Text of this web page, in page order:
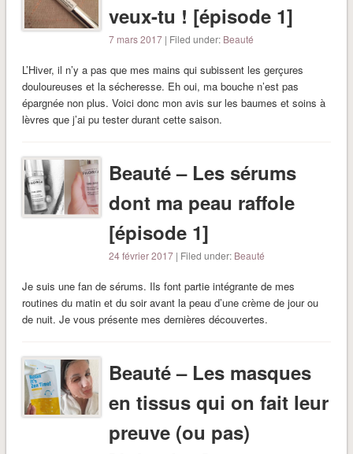
veux-tu ! [épisode 1]
7 mars 2017 | Filed under: Beauté
L’Hiver, il n’y a pas que mes mains qui subissent les gerçures
douloureuses et la sécheresse. Eh oui, ma bouche n’est pas
épargnée non plus. Voici donc mon avis sur les baumes et soins à
lèvres que j’ai pu tester durant cette saison.
Beauté – Les sérums
dont ma peau raffole
[épisode 1]
24 février 2017 | Filed under: Beauté
Je suis une fan de sérums. Ils font partie intégrante de mes
routines du matin et du soir avant la peau d’une crème de jour ou
de nuit. Je vous présente mes dernières découvertes.
Beauté – Les masques
en tissus qui on fait leur
preuve (ou pas)